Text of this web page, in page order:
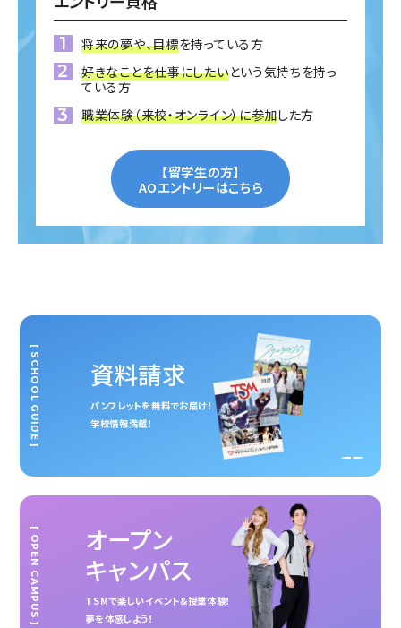
将来の夢や、目標を持っている方
好きなことを仕事にしたいという気持ちを持っ
ている方
職業体験（来校・オンライン）に参加した方
【留学生の方】
AOエントリーはこちら
資料請求
パンフレットを無料でお届け！
学校情報満載！
[ SCHOOL GUIDE ]
オープン
キャンパス
TSMで楽しいイベント＆授業体験！
夢を体感しよう！
[ OPEN CAMPUS ]